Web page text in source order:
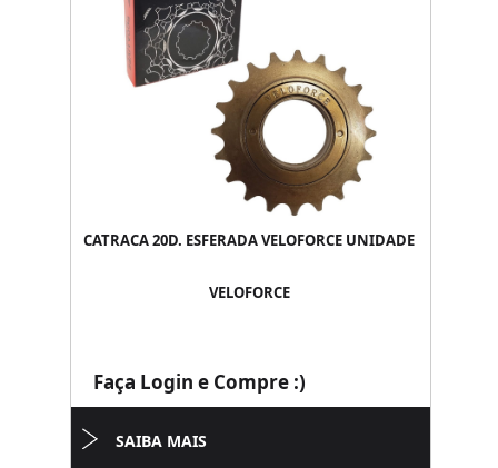
CATRACA 20D. ESFERADA VELOFORCE UNIDADE
VELOFORCE
Faça Login e Compre :)
SAIBA MAIS